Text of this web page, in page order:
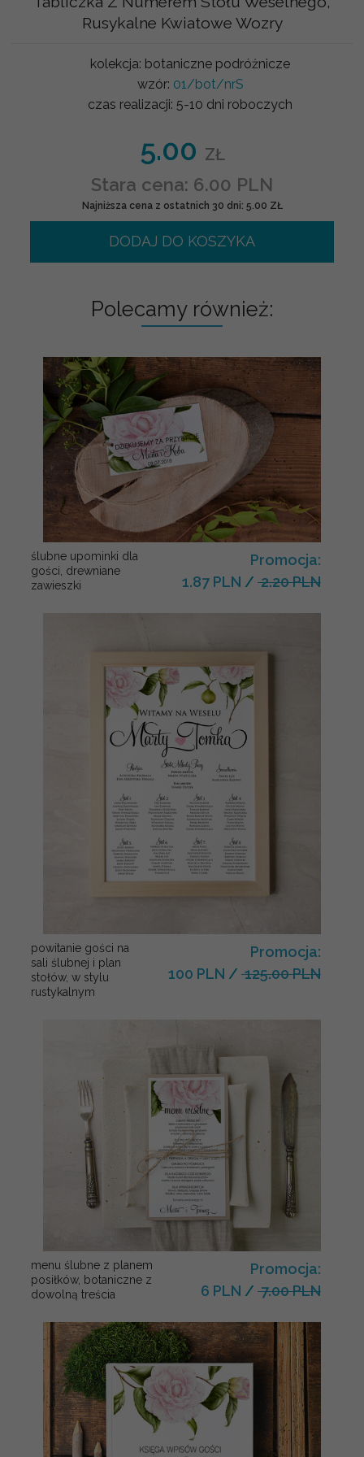
Rusykalne Kwiatowe Wozry
kolekcja: botaniczne podróżnicze
wzór: 01/bot/nrS
czas realizacji: 5-10 dni roboczych
5.00 ZŁ
Stara cena: 6.00 PLN
Najniższa cena z ostatnich 30 dni: 5.00 ZŁ
DODAJ DO KOSZYKA
Polecamy również:
ślubne upominki dla
gości, drewniane
zawieszki
Promocja:
1.87 PLN / 2.20 PLN
powitanie gości na
sali ślubnej i plan
stołów, w stylu
rustykalnym
Promocja:
100 PLN / 125.00 PLN
menu ślubne z planem
posiłków, botaniczne z
dowolną treścia
Promocja:
6 PLN / 7.00 PLN